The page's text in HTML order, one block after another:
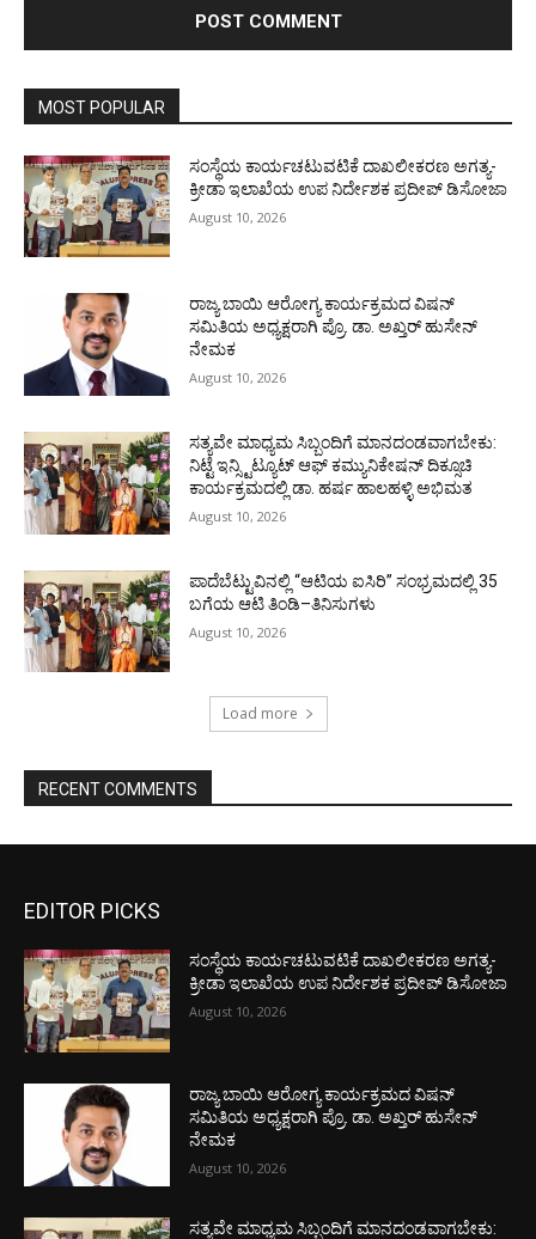
MOST POPULAR
ಸಂಸ್ಥೆಯ ಕಾರ್ಯಚಟುವಟಿಕೆ ದಾಖಲೀಕರಣ ಅಗತ್ಯ-
ಕ್ರೀಡಾ ಇಲಾಖೆಯ ಉಪ ನಿರ್ದೇಶಕ ಪ್ರದೀಪ್ ಡಿಸೋಜಾ
August 10, 2026
ರಾಜ್ಯ ಬಾಯಿ ಆರೋಗ್ಯ ಕಾರ್ಯಕ್ರಮದ ವಿಷನ್
ಸಮಿತಿಯ ಅಧ್ಯಕ್ಷರಾಗಿ ಪ್ರೊ. ಡಾ. ಅಖ್ತರ್ ಹುಸೇನ್
ನೇಮಕ
August 10, 2026
ಸತ್ಯವೇ ಮಾಧ್ಯಮ ಸಿಬ್ಬಂದಿಗೆ ಮಾನದಂಡವಾಗಬೇಕು:
ನಿಟ್ಟೆ ಇನ್ಸ್ಟಿಟ್ಯೂಟ್ ಆಫ್ ಕಮ್ಯುನಿಕೇಷನ್ ದಿಕ್ಸೂಚಿ
ಕಾರ್ಯಕ್ರಮದಲ್ಲಿ ಡಾ. ಹರ್ಷ ಹಾಲಹಳ್ಳಿ ಅಭಿಮತ
August 10, 2026
ಪಾದೆಬೆಟ್ಟುವಿನಲ್ಲಿ “ಆಟಿಯ ಐಸಿರಿ’’ ಸಂಭ್ರಮದಲ್ಲಿ 35
ಬಗೆಯ ಆಟಿ ತಿಂಡಿ–ತಿನಿಸುಗಳು
August 10, 2026
Load more
RECENT COMMENTS
EDITOR PICKS
ಸಂಸ್ಥೆಯ ಕಾರ್ಯಚಟುವಟಿಕೆ ದಾಖಲೀಕರಣ ಅಗತ್ಯ-
ಕ್ರೀಡಾ ಇಲಾಖೆಯ ಉಪ ನಿರ್ದೇಶಕ ಪ್ರದೀಪ್ ಡಿಸೋಜಾ
August 10, 2026
ರಾಜ್ಯ ಬಾಯಿ ಆರೋಗ್ಯ ಕಾರ್ಯಕ್ರಮದ ವಿಷನ್
ಸಮಿತಿಯ ಅಧ್ಯಕ್ಷರಾಗಿ ಪ್ರೊ. ಡಾ. ಅಖ್ತರ್ ಹುಸೇನ್
ನೇಮಕ
August 10, 2026
ಸತ್ಯವೇ ಮಾಧ್ಯಮ ಸಿಬ್ಬಂದಿಗೆ ಮಾನದಂಡವಾಗಬೇಕು: